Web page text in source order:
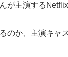
が主演する
のか、主演キャ